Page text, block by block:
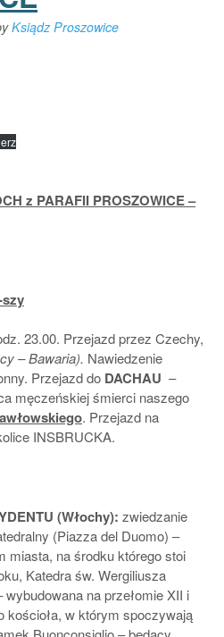
Ksiądz Proszowice
z PARAFII PROSZOWICE –
szy
23.00. Przejazd przez Czechy,
– Bawaria). Nawiedzenie
Przejazd do DACHAU –
męczeńskiej śmierci naszego
. Przejazd na
INSBRUCKA.
(Włochy): zwiedzanie
(Piazza del Duomo) –
miasta, na środku którego stoi
Katedra św. Wergiliusza
wybudowana na przełomie XII i
kościoła, w którym spoczywają